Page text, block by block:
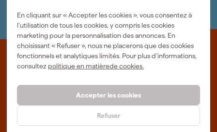
En cliquant sur « Accepter les cookies », vous consentez à
l’utilisation de tous les cookies, y compris les cookies
marketing pour la personnalisation des annonces. En
choisissant « Refuser », nous ne placerons que des cookies
fonctionnels et analytiques limités. Pour plus d’informations,
consultez politique en matièrede cookies.
Accepter les cookies
Refuser
de nos spécialistes.
Que représente Fixami?
sommes le spécialiste en ligne, quel que soit votre projet. Fixami
Salle d'exposition à Tilburg